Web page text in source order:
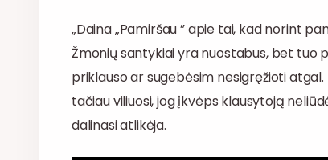
„Daina „Pamiršau ” apie tai, kad norint
Žmonių santykiai yra nuostabus, bet tuo
priklauso ar sugebėsim nesigręžioti
tačiau viliuosi, jog įkvėps klausytoją
dalinasi atlikėja.